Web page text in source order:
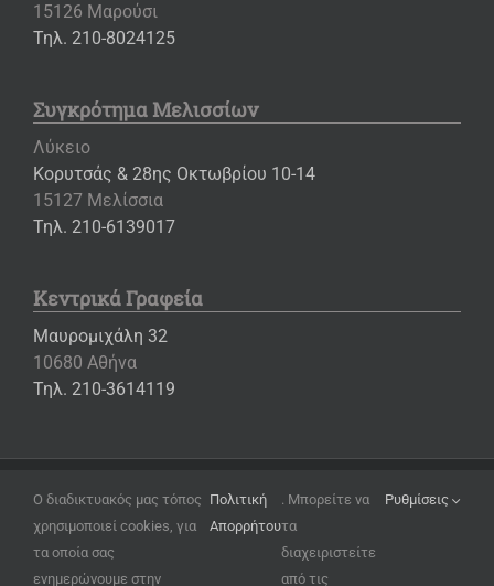
15126 Μαρούσι
Τηλ. 210-8024125
Συγκρότημα Μελισσίων
Λύκειο
Κορυτσάς & 28ης Οκτωβρίου 10-14
15127 Μελίσσια
Τηλ. 210-6139017
Κεντρικά Γραφεία
Μαυρομιχάλη 32
10680 Αθήνα
Τηλ. 210-3614119
Όροι Χρήσης
Πολιτική Απορρήτου
Ο διαδικτυακός μας τόπος
χρησιμοποιεί cookies, για
τα οποία σας
ενημερώνουμε στην
Πολιτική
Απορρήτου
. Μπορείτε να
τα
διαχειριστείτε
από τις
Ρυθμίσεις